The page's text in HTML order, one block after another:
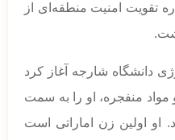
تقویت امنیت منطقه‌ای از
دانشگاه شارجه آغاز کرد
منفجره، او را به سمت
او اولین زن اماراتی است